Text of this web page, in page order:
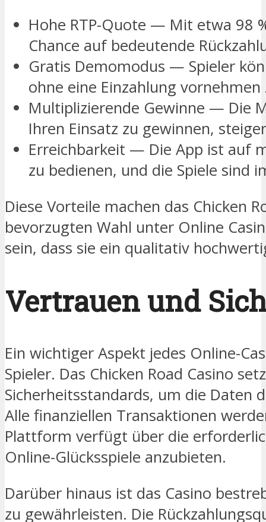
Hohe RTP-Quote — Mit etwa 98
Chance auf bedeutende
Gratis Demomodus — Spieler
ohne eine Einzahlung vornehmen
Multiplizierende Gewinne — Die
Ihren Einsatz zu gewinnen,
Erreichbarkeit — Die App ist auf
zu bedienen, und die Spiele sind
Diese Vorteile machen das Chicken
bevorzugten Wahl unter Online
sein, dass sie ein qualitativ
Vertrauen und
Ein wichtiger Aspekt jedes Online-
Spieler. Das Chicken Road Casino
Sicherheitsstandards, um die Daten
Alle finanziellen Transaktionen
Plattform verfügt über die
Online-Glücksspiele anzubieten.
Darüber hinaus ist das Casino
zu gewährleisten. Die